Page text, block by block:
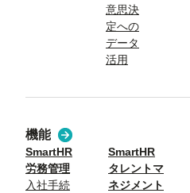
意思決
定への
データ
活用
機能
SmartHR
労務管理
入社手続
SmartHR
タレントマ
ネジメント